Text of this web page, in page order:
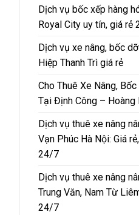
Dịch vụ bốc xếp hàng
Royal City uy tín, giá rẻ
Dịch vụ xe nâng, bốc
Hiệp Thanh Trì giá rẻ
Cho Thuê Xe Nâng,
Tại Định Công – Hoàng
Dịch vụ thuê xe nâng
Vạn Phúc Hà Nội: Giá
24/7
Dịch vụ thuê xe nâng
Trung Văn, Nam Từ
24/7